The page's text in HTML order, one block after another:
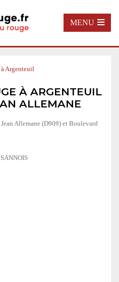
MENU
Argenteuil
À ARGENTEUIL
ALLEMANE
Allemane (D909) et Boulevard